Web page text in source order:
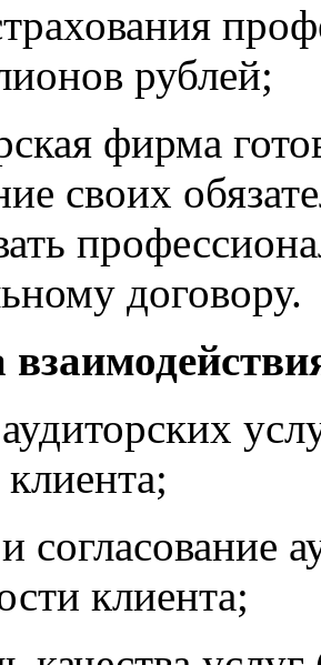
рублей;
фирма
своих
договору.
согласование
клиента;